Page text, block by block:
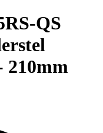
QS
210mm